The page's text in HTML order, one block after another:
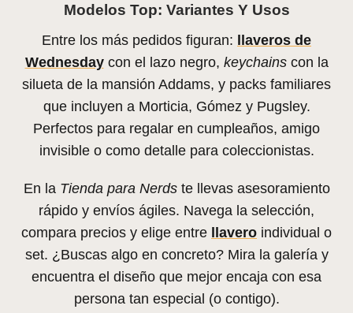
Modelos Top: Variantes Y Usos
Entre los más pedidos figuran: llaveros de
Wednesdaycon el lazo negro, keychainscon la
silueta de la mansión Addams, y packs familiares
que incluyen a Morticia, Gómez y Pugsley.
Perfectos para regalar en cumpleaños, amigo
invisible o como detalle para coleccionistas.
En la Tienda para Nerdste llevas asesoramiento
rápido y envíos ágiles. Navega la selección,
compara precios y elige entre llavero individual o
set. ¿Buscas algo en concreto? Mira la galería y
encuentra el diseño que mejor encaja con esa
persona tan especial (o contigo).